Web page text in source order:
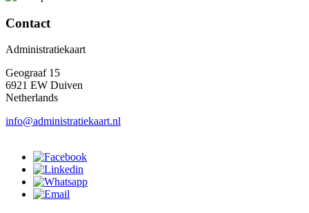
Contact
Administratiekaart
Geograaf 15
6921 EW Duiven
Netherlands
info@administratiekaart.nl